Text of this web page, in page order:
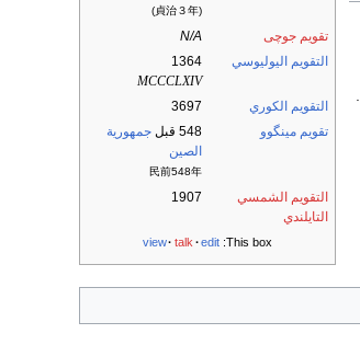
(貞治３年)
تقويم جوچى
N/A
التقويم اليوليوسي
1364
MCCCLXIV
التقويم الكوري
3697
تقويم مينگوو
548 قبل
جمهورية
الصين
民前548年
التقويم الشمسي
التايلندي
1907
This box:
view talk edit